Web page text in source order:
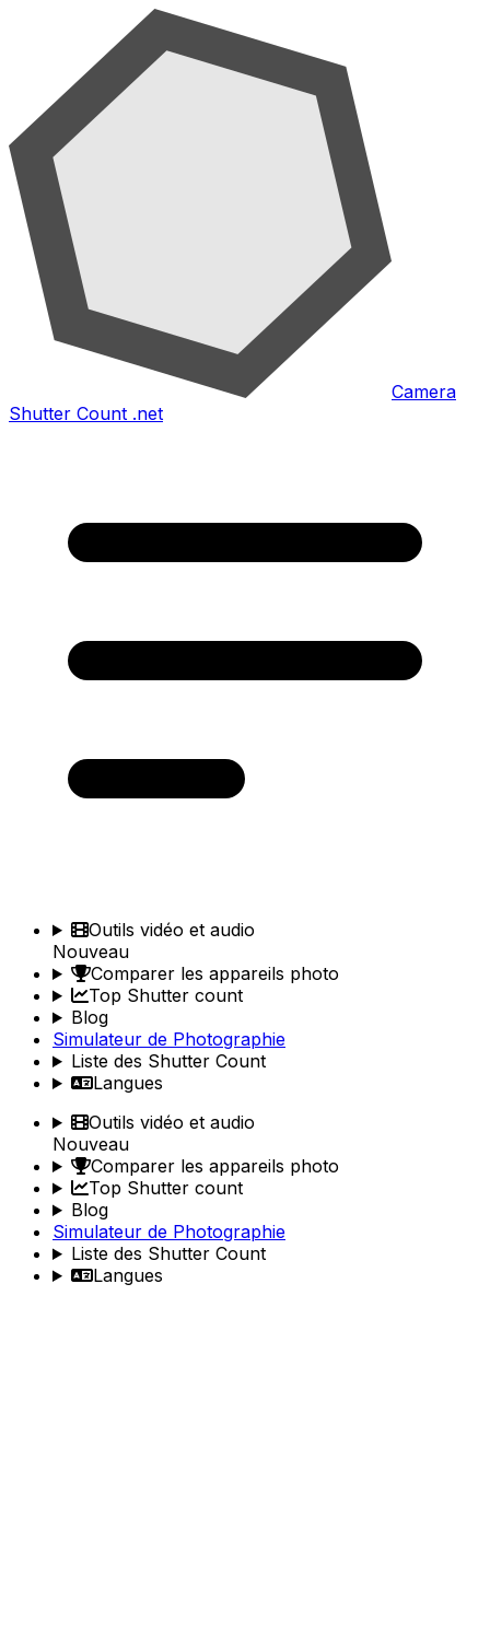
Camera
Shutter Count .net
Outils vidéo et audio
Nouveau
Comparer les appareils photo
Top Shutter count
Blog
Simulateur de Photographie
Liste des Shutter Count
Langues
Outils vidéo et audio
Nouveau
Comparer les appareils photo
Top Shutter count
Blog
Simulateur de Photographie
Liste des Shutter Count
Langues